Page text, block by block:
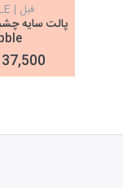
فبل | FEBBLE
پالت سایه
137,500